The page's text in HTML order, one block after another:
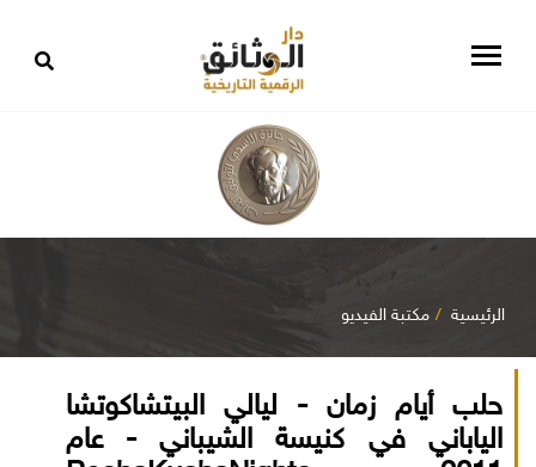
الرئيسية مكتبة الفيديو
حلب أيام زمان - ليالي البيتشاكوتشا
الياباني في كنيسة الشيباني - عام